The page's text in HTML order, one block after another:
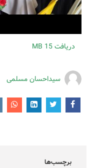
دریافت15 MB
سیداحسان مسلمی
برچسب‌ها